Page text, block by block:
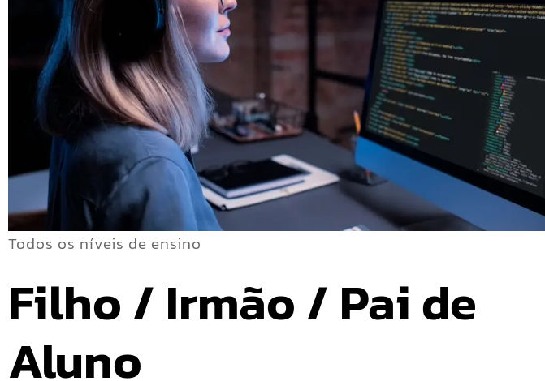
Todos os níveis de ensino
Filho / Irmão / Pai de
Aluno